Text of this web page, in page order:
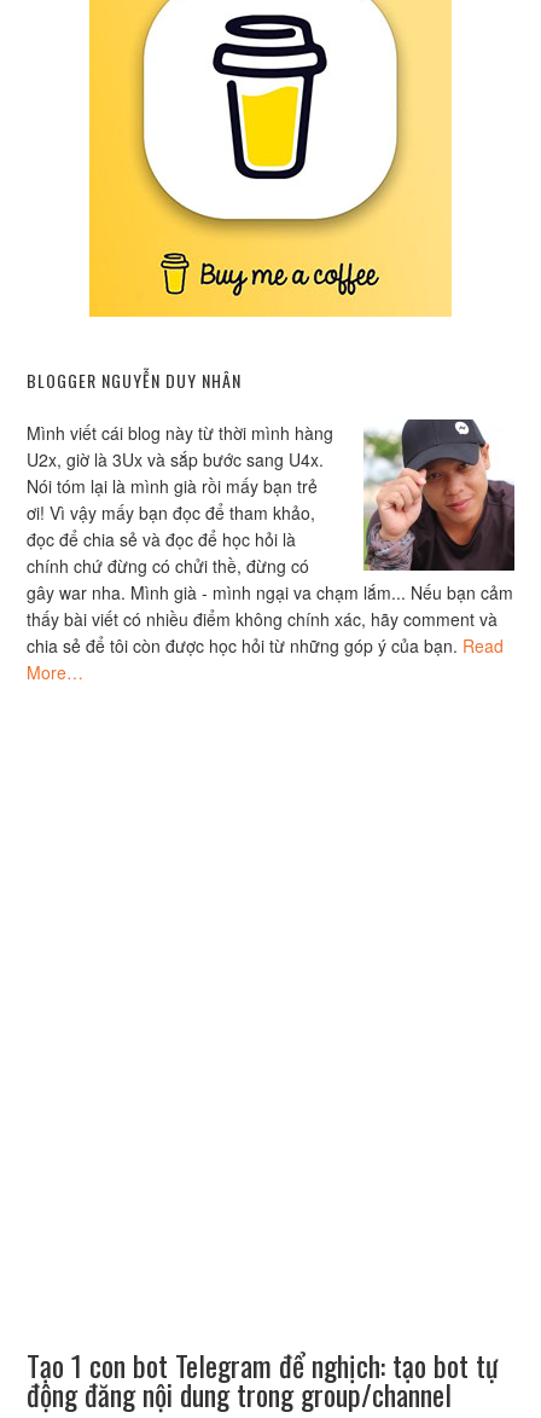
BLOGGER NGUYỄN DUY NHÂN
Mình viết cái blog này từ thời mình hàng
U2x, giờ là 3Ux và sắp bước sang U4x.
Nói tóm lại là mình già rồi mấy bạn trẻ
ơi! Vì vậy mấy bạn đọc để tham khảo,
đọc để chia sẻ và đọc để học hỏi là
chính chứ đừng có chửi thề, đừng có
gây war nha. Mình già - mình ngại va chạm lắm... Nếu bạn cảm
thấy bài viết có nhiều điểm không chính xác, hãy comment và
chia sẻ để tôi còn được học hỏi từ những góp ý của bạn. Read
More…
Tạo 1 con bot Telegram để nghịch: tạo bot tự
động đăng nội dung trong group/channel